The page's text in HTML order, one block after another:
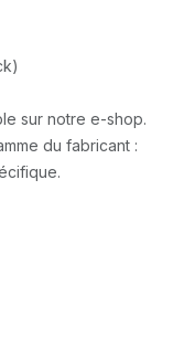
sur notre e-shop.
du fabricant :